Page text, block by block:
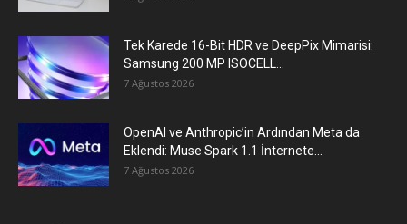
Tek Karede 16-Bit HDR ve DeepPix Mimarisi:
Samsung 200 MP ISOCELL...
7 Ağustos 2026
OpenAI ve Anthropic’in Ardından Meta da
Eklendi: Muse Spark 1.1 İnternete...
7 Ağustos 2026